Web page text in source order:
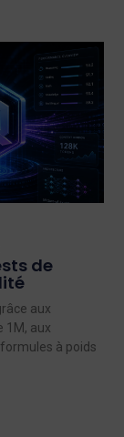
de
aux
1M, aux
à poids